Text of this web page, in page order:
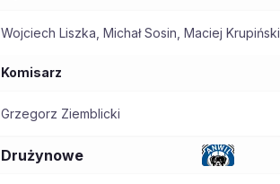
Wojciech Liszka Michał Sosin Maciej Krupiński
Komisarz
Grzegorz Ziemblicki
Drużynowe